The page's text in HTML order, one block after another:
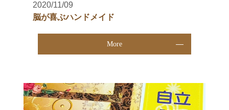
2020/11/09
脳が喜ぶハンドメイド
More